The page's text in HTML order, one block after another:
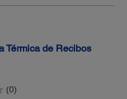
Térmica de Recibos
(0)